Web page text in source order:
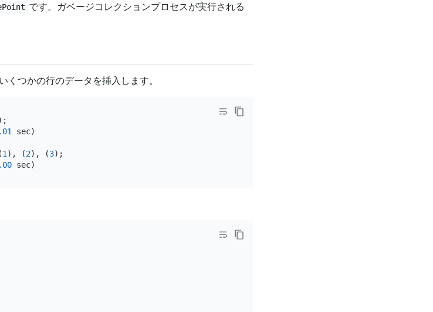
です。ガベージコレクションプロセスが実行される
くつかの行のデータを挿入します。
sec)
1 ), (2), (3);